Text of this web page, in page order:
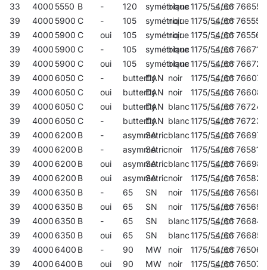
33
4000 5550 B - 120 symétrique
blanc1175/54/66766558
39
4000 5900 C - 105 symétrique
noir 1175/54/66765551
39
4000 5900 C oui 105 symétrique
noir 1175/54/66765568
39
4000 5900 C - 105 symétrique
blanc1175/54/66766718
39
4000 5900 C oui 105 symétrique
blanc1175/54/66766725
39
40006050 C - butterfly
DAN noir 1175/54/66766077
39
40006050 C oui butterfly
DAN noir 1175/54/66766084
39
40006050 C oui butterfly
DAN blanc1175/54/66767241
39
40006050 C - butterfly
DAN blanc1175/54/66767234
39
40006200 B - asymmetric
SA blanc1175/54/66766978
39
40006200 B - asymmetric
SA noir 1175/54/66765810
39
40006200 B oui asymmetric
SA blanc1175/54/66766985
39
40006200 B oui asymmetric
SA noir 1175/54/66765827
39
40006350 B - 65 SN noir 1175/54/66765681
39
40006350 B oui 65 SN noir 1175/54/66765698
39
40006350 B - 65 SN blanc1175/54/66766848
39
40006350 B oui 65 SN blanc1175/54/66766855
39
40006400 B - 90 MW noir 1175/54/66765063
39
40006400 B oui 90 MW noir 1175/54/66765070